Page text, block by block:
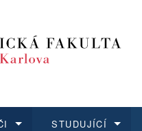
STUDUJÍCÍ